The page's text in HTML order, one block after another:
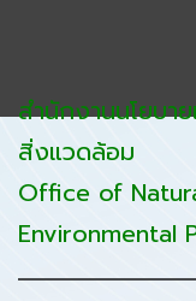
สำนักงานนโยบา
สิ่งแวดล้อม
Office of
Environmental